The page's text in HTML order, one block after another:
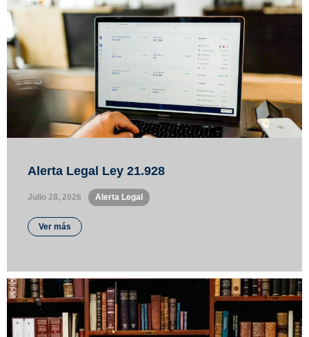
Alerta Legal Ley 21.928
Julio 28, 2026 Alerta Legal
Ver más